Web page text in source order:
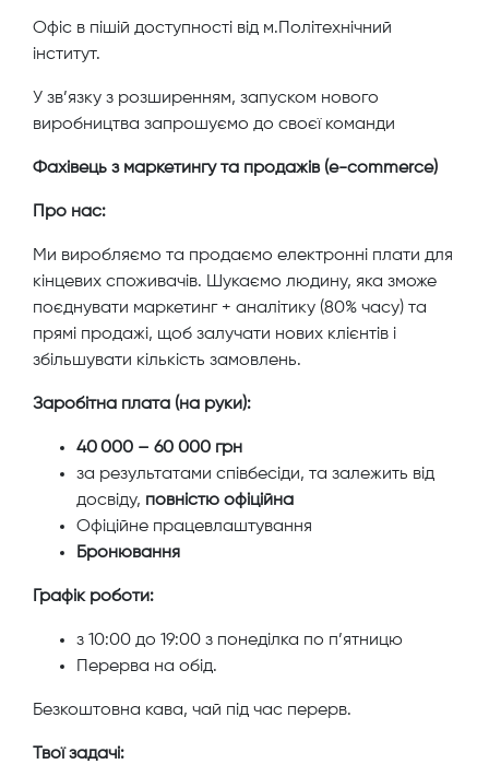
Офіс в пішій доступності від м.Політехнічний
інститут.
У зв’язку з розширенням, запуском нового
виробництва запрошуємо до своєї команди
Фахівець з маркетингу та продажів (e-commerce)
Про нас:
Ми виробляємо та продаємо електронні плати для
кінцевих споживачів. Шукаємо людину, яка зможе
поєднувати маркетинг + аналітику (80% часу) та
прямі продажі, щоб залучати нових клієнтів і
збільшувати кількість замовлень.
Заробітна плата (на руки):
40 000 – 60 000 грн
за результатами співбесіди, та залежить від
досвіду, повністю офіційна
Офіційне працевлаштування
Бронювання
Графік роботи:
з 10:00 до 19:00 з понеділка по п’ятницю
Перерва на обід.
Безкоштовна кава, чай під час перерв.
Твої задачі: